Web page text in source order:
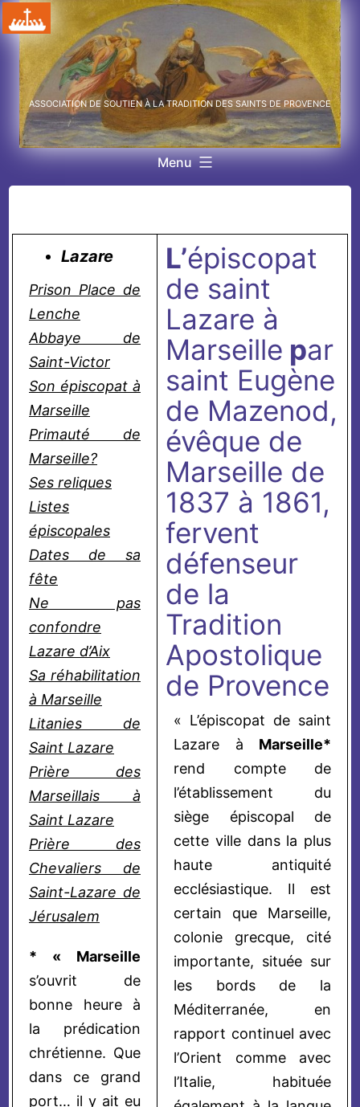
Aller
au
contenu
ASSOCIATION DE SOUTIEN À LA TRADITION DES SAINTS DE PROVENCE
Menu
Lazare
Prison Place de
Lenche
Abbaye de
Saint-Victor
Son épiscopat à
Marseille
Primauté de
Marseille?
Ses reliques
Listes
épiscopales
Dates de sa
fête
Ne pas
confondre
Lazare d’Aix
Sa réhabilitation
à Marseille
Litanies de
Saint Lazare
Prière des
Marseillais à
Saint Lazare
Prière des
Chevaliers de
Saint-Lazare de
Jérusalem
* « Marseille
s’ouvrit de
bonne heure à
la prédication
chrétienne. Que
dans ce grand
port… il y ait eu
L’épiscopat
de saint
Lazare à
Marseille par
saint Eugène
de Mazenod,
évêque de
Marseille de
1837 à 1861,
fervent
défenseur
de la
Tradition
Apostolique
de Provence
« L’épiscopat de saint
Lazare à Marseille*
rend compte de
l’établissement du
siège épiscopal de
cette ville dans la plus
haute antiquité
ecclésiastique. Il est
certain que Marseille,
colonie grecque, cité
importante, située sur
les bords de la
Méditerranée, en
rapport continuel avec
l’Orient comme avec
l’Italie, habituée